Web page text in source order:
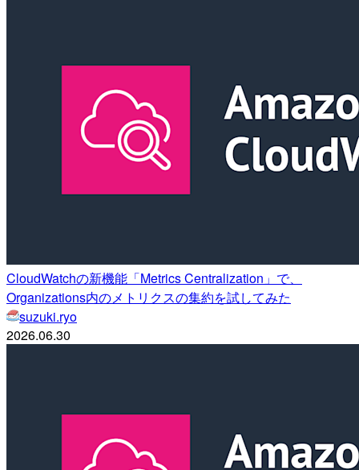
CloudWatchの新機能「Metrics Centralization」で、
Organizations内のメトリクスの集約を試してみた
suzuki.ryo
2026.06.30